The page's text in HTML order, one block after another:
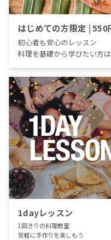
はじめての方限定 | 550
初心者も安心のレッスン
料理を基礎から学びたい方
1dayレッスン
1回きりの料理教室
気軽に手作りを楽しもう